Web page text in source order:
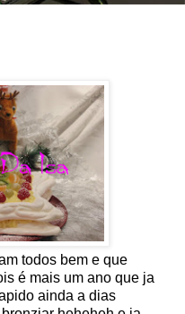
todos bem e que
é mais um ano que ja
ainda a dias